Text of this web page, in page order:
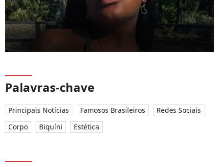
Palavras-chave
Principais Notícias Famosos Brasileiros
Redes Sociais
Corpo
Biquíni Estética